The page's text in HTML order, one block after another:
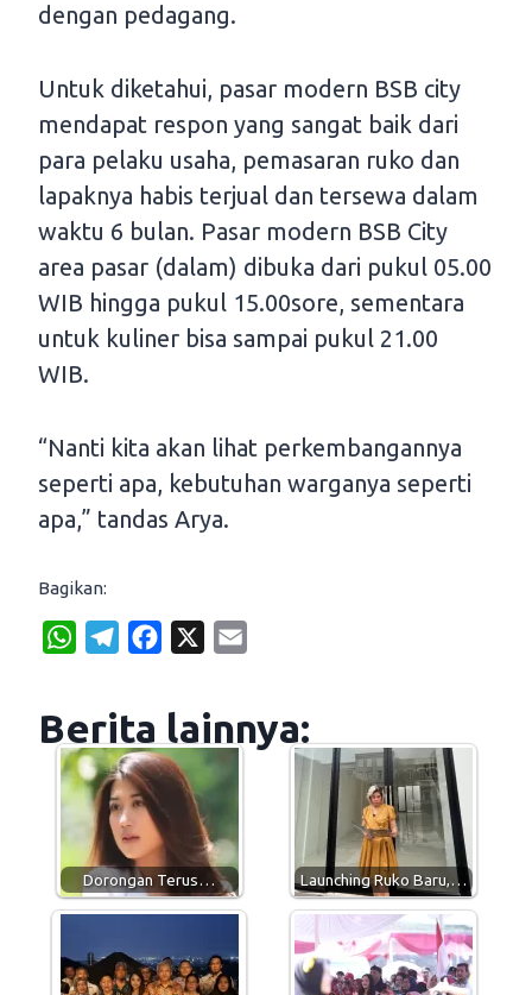
dengan pedagang.
Untuk diketahui, pasar modern BSB city
mendapat respon yang sangat baik dari
para pelaku usaha, pemasaran ruko dan
lapaknya habis terjual dan tersewa dalam
waktu 6 bulan. Pasar modern BSB City
area pasar (dalam) dibuka dari pukul 05.00
WIB hingga pukul 15.00sore, sementara
untuk kuliner bisa sampai pukul 21.00
WIB.
“Nanti kita akan lihat perkembangannya
seperti apa, kebutuhan warganya seperti
apa,” tandas Arya.
Bagikan:
W
t
s
A
p
e
g
r
a
m
e
b
o
k
i
Berita lainnya:
Dorongan Terus… Launching Ruko Baru,…